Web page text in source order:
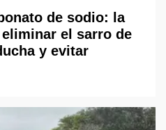
de sodio: la
eliminar el sarro de
y evitar